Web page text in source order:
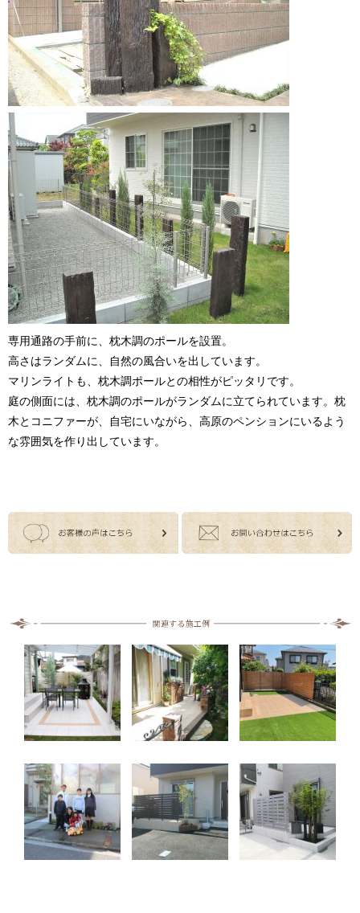
専用通路の手前に、枕木調のポールを設置。
高さはランダムに、自然の風合いを出しています。
マリンライトも、枕木調ポールとの相性がピッタリです。
庭の側面には、枕木調のポールがランダムに立てられています。枕
木とコニファーが、自宅にいながら、高原のペンションにいるよう
な雰囲気を作り出しています。